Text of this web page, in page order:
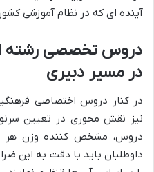
آینده ای که در نظام آموزشی
دروس تخصصی رشته
در مسیر دبیری
در کنار دروس اختصاصی
نیز نقش محوری در تعیین
دروس، مشخص کننده وزن هر
داوطلبان باید با دقت به این